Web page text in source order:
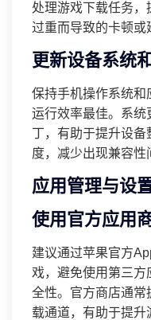
处理游戏下载任务
过重而导致的卡顿或
更新设备系统
保持手机操作系统和
运行效率最佳。系统
丁，有助于提升设
度，减少出现兼容性
应用管理与设
使用官方应用
建议通过苹果官方
戏，避免使用第三方
全性。官方商店通常
载通道，有助于提升